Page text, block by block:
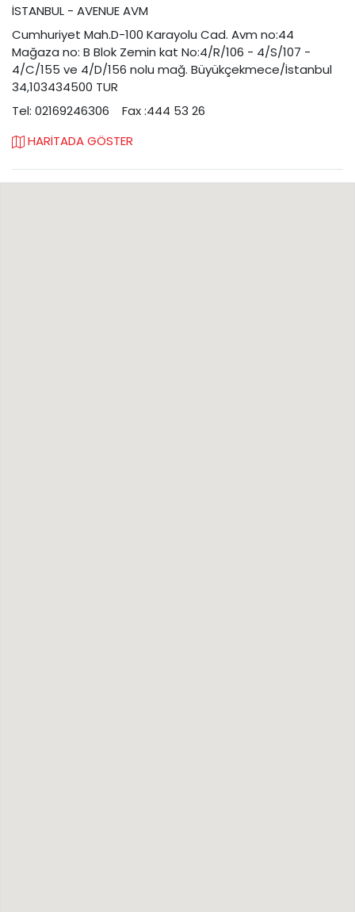
İSTANBUL - AVENUE AVM
Cumhuriyet Mah.D-100 Karayolu Cad. Avm no:44
Mağaza no: B Blok Zemin kat No:4/R/106 - 4/S/107 -
4/C/155 ve 4/D/156 nolu mağ. Büyükçekmece/İstanbul
34,103434500 TUR
Tel: 02169246306
Fax :444 53 26
HARİTADA GÖSTER